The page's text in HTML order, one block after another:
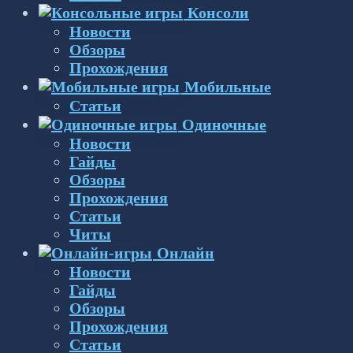
Консоли
Новости
Обзоры
Прохождения
Мобильные
Статьи
Одиночные
Новости
Гайды
Обзоры
Прохождения
Статьи
Читы
Онлайн
Новости
Гайды
Обзоры
Прохождения
Статьи